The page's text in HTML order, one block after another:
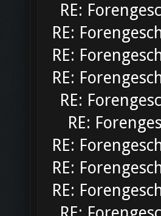
RE:
RE:
RE:
RE:
RE:
RE:
RE:
RE:
RE: